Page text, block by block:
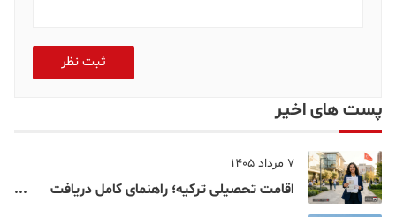
ثبت نظر
پست های اخیر
7 مرداد 1405
اقامت تحصیلی ترکیه؛ راهنمای کامل دریافت